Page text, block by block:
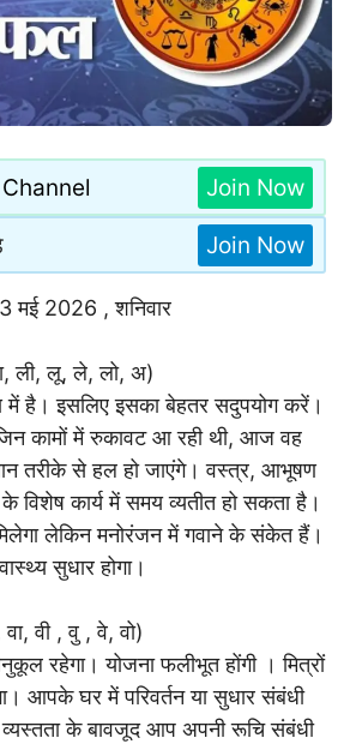
Join Now
Join Now
मई 2026 , शनिवार
ली, लू, ले, लो, अ)
है। इसलिए इसका बेहतर सदुपयोग करें।
कामों में रुकावट आ रही थी, आज वह
तरीके से हल हो जाएंगे। वस्त्र, आभूषण
विशेष कार्य में समय व्यतीत हो सकता है।
लेकिन मनोरंजन में गवाने के संकेत हैं।
सुधार होगा।
वी , वु , वे, वो)
रहेगा। योजना फलीभूत होंगी । मित्रों
आपके घर में परिवर्तन या सुधार संबंधी
के बावजूद आप अपनी रूचि संबंधी